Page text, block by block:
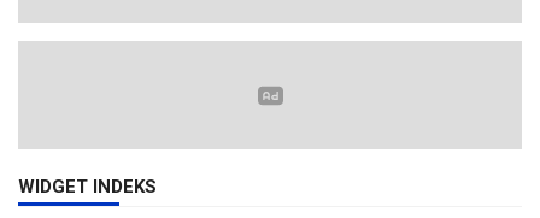
WIDGET INDEKS